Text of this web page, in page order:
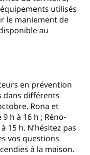
utilisés
le maniement de
au
en prévention
dans différents
Rona et
h à 16 h ; Réno-
15 h. N’hésitez pas
vos questions
à la maison.